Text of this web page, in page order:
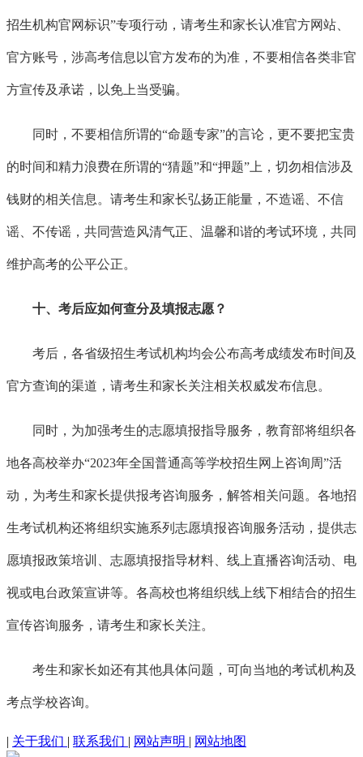
招生机构官网标识”专项行动，请考生和家长认准官方网站、
官方账号，涉高考信息以官方发布的为准，不要相信各类非官
方宣传及承诺，以免上当受骗。
同时，不要相信所谓的“命题专家”的言论，更不要把宝贵
的时间和精力浪费在所谓的“猜题”和“押题”上，切勿相信涉及
钱财的相关信息。请考生和家长弘扬正能量，不造谣、不信
谣、不传谣，共同营造风清气正、温馨和谐的考试环境，共同
维护高考的公平公正。
十、考后应如何查分及填报志愿？
考后，各省级招生考试机构均会公布高考成绩发布时间及
官方查询的渠道，请考生和家长关注相关权威发布信息。
同时，为加强考生的志愿填报指导服务，教育部将组织各
地各高校举办“2023年全国普通高等学校招生网上咨询周”活
动，为考生和家长提供报考咨询服务，解答相关问题。各地招
生考试机构还将组织实施系列志愿填报咨询服务活动，提供志
愿填报政策培训、志愿填报指导材料、线上直播咨询活动、电
视或电台政策宣讲等。各高校也将组织线上线下相结合的招生
宣传咨询服务，请考生和家长关注。
考生和家长如还有其他具体问题，可向当地的考试机构及
考点学校咨询。
| 关于我们 | 联系我们 | 网站声明 | 网站地图